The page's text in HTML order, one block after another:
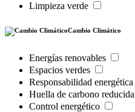
Limpieza verde
Cambio Climático
Energías renovables
Espacios verdes
Responsabilidad energética
Huella de carbono reducida
Control energético